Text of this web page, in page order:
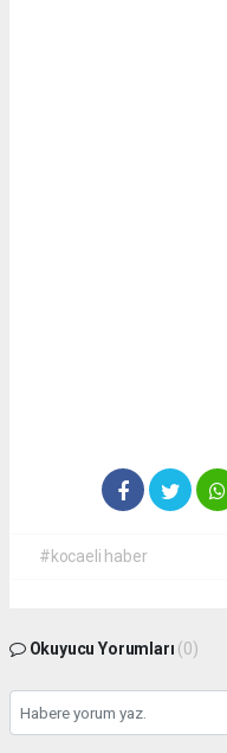
#kocaeli haber
Okuyucu Yorumları (0)